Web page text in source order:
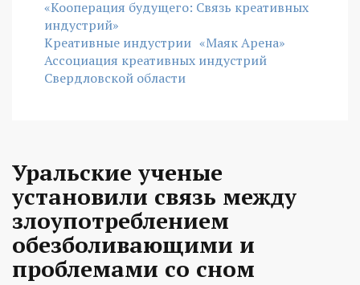
«Кооперация будущего: Связь креативных
индустрий»
Креативные индустрии «Маяк Арена»
Ассоциация креативных индустрий
Свердловской области
Уральские ученые
установили связь между
злоупотреблением
обезболивающими и
проблемами со сном